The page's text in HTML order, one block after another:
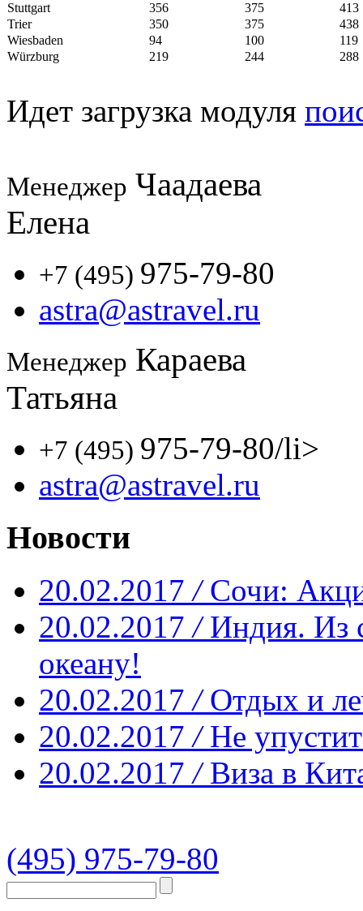
Stuttgart
356 375
413
Trier
350 375
438
Wiesbaden
94 100
119
Würzburg
219 244 288
Идет загрузка модуля
Менеджер Чаадаева
Елена
+7 (495) 975-79-80
astra@astravel.ru
Менеджер Караева
Татьяна
+7 (495) 975-79-80/li>
astra@astravel.ru
Новости
20.02.2017 / Сочи:
20.02.2017 / Индия. Из
океану!
20.02.2017 / Отдых и
20.02.2017 / Не
20.02.2017 / Виза в
(495) 975-79-80